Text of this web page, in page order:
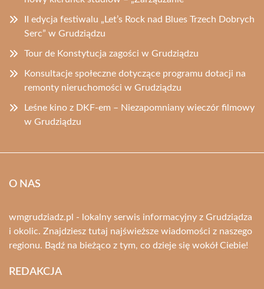
II edycja festiwalu „Let’s Rock nad Blues Trzech Dobrych
Serc” w Grudziądzu
Tour de Konstytucja zagości w Grudziądzu
Konsultacje społeczne dotyczące programu dotacji na
remonty nieruchomości w Grudziądzu
Leśne kino z DKF-em – Niezapomniany wieczór filmowy
w Grudziądzu
O NAS
wmgrudziadz.pl - lokalny serwis informacyjny z Grudziądza
i okolic. Znajdziesz tutaj najświeższe wiadomości z naszego
regionu. Bądź na bieżąco z tym, co dzieje się wokół Ciebie!
REDAKCJA